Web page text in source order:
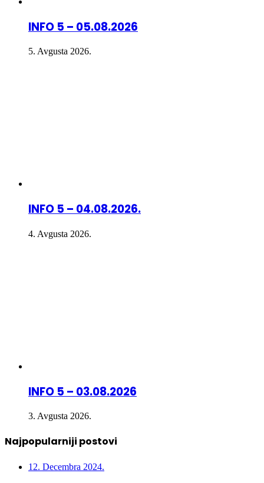
INFO 5 – 05.08.2026
5. Avgusta 2026.
INFO 5 – 04.08.2026.
4. Avgusta 2026.
INFO 5 – 03.08.2026
3. Avgusta 2026.
Najpopularniji postovi
12. Decembra 2024.